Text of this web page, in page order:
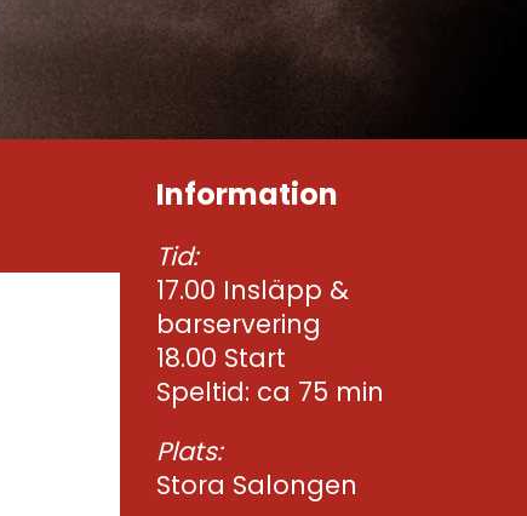
Information
Tid:
17.00 Insläpp &
barservering
18.00 Start
Speltid: ca 75 min
Plats:
Stora Salongen